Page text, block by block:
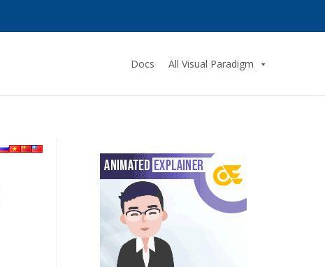
Docs All Visual Paradigm